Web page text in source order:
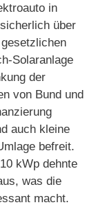
in
über
Solaranlage
der
von Bund und
auch kleine
befreit.
kWp dehnte
was die
macht.